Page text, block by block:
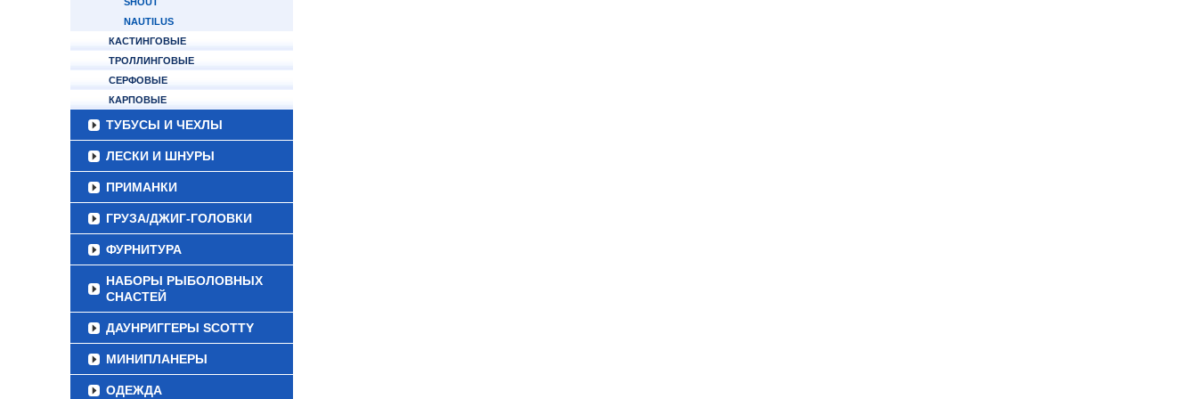
NAUTILUS
КАСТИНГОВЫЕ
ТРОЛЛИНГОВЫЕ
СЕРФОВЫЕ
КАРПОВЫЕ
ТУБУСЫ И ЧЕХЛЫ
ЛЕСКИ И ШНУРЫ
ПРИМАНКИ
ГРУЗА/ДЖИГ-ГОЛОВКИ
ФУРНИТУРА
НАБОРЫ РЫБОЛОВНЫХ
СНАСТЕЙ
ДАУНРИГГЕРЫ SCOTTY
МИНИПЛАНЕРЫ
ОДЕЖДА